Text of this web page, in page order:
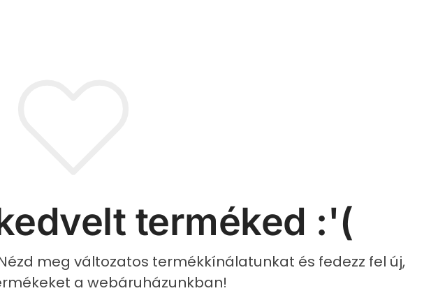
terméked :'(
meg változatos termékkínálatunkat és fedezz fel új,
a webáruházunkban!